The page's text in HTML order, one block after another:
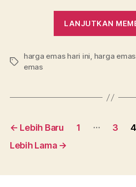
LANJUTKAN
Tag
harga emas hari ini, harga
emas
Navigasi
pos
← Lebih Baru 1 … 3 4
Lebih Lama →